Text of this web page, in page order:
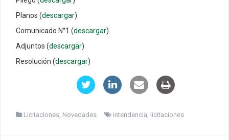
Planos (descargar)
Comunicado N°1 (descargar)
Adjuntos (descargar)
Resolución (descargar)
Licitaciones Novedades intendencia licitaciones